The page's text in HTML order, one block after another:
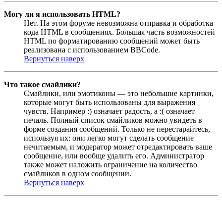
Могу ли я использовать HTML?
Нет. На этом форуме невозможна отправка и обработка
кода HTML в сообщениях. Большая часть возможностей
HTML по форматированию сообщений может быть
реализована с использованием BBCode.
Вернуться наверх
Что такое смайлики?
Смайлики, или эмотиконы — это небольшие картинки,
которые могут быть использованы для выражения
чувств. Например :) означает радость, а :( означает
печаль. Полный список смайликов можно увидеть в
форме создания сообщений. Только не перестарайтесь,
используя их: они легко могут сделать сообщение
нечитаемым, и модератор может отредактировать ваше
сообщение, или вообще удалить его. Администратор
также может наложить ограничение на количество
смайликов в одном сообщении.
Вернуться наверх